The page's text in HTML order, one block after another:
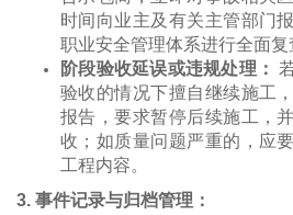
时间向业主及有关主管部门
职业安全管理体系进行全面复
阶段验收延误或违规处理：
验收的情况下擅自继续施工
报告，要求暂停后续施工，
收；如质量问题严重的，应
工程内容。
3. 事件记录与归档管理：